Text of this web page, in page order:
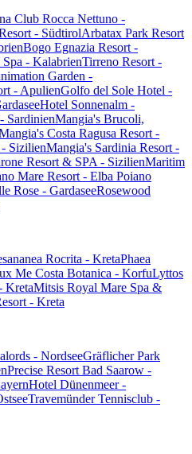
Club Rocca Nettuno -
- SüdtirolArbatax Park Resort
Bogo Egnazia Resort -
- KalabrienTirreno Resort -
Garden -
- ApulienGolfo del Sole Hotel -
Hotel Sonnenalm -
SardinienMangia's Brucoli,
Costa Ragusa Resort -
SizilienMangia's Sardinia Resort -
Resort & SPA - SizilienMaritim
Mare Resort - Elba Poiano
Rose - GardaseeRosewood
ananea Rocrita - KretaPhaea
Me Costa Botanica - KorfuLyttos
KretaMitsis Royal Mare Spa &
- Kreta
- NordseeGräflicher Park
Precise Resort Bad Saarow -
Hotel Dünenmeer -
Travemünder Tennisclub -